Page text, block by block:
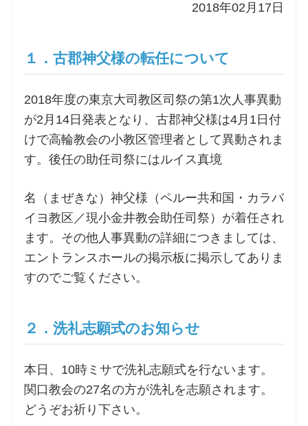
森田神父の講座
シスター中島の講座
教区カテキスタの講座
オルガンメディテーション
お問合せ
交通・アクセス
2018年02月17日
１．古郡神父様の転任について
2018年度の東京大司教区司祭の第1次人事異動
が2月14日発表となり、古郡神父様は4月1日付
けで高輪教会の小教区管理者として異動されま
す。後任の助任司祭にはルイス真境
名（まぜきな）神父様（ペルー共和国・カラバ
イヨ教区／現小金井教会助任司祭）が着任され
ます。その他人事異動の詳細につきましては、
エントランスホールの掲示板に掲示してありま
すのでご覧ください。
２．洗礼志願式のお知らせ
本日、10時ミサで洗礼志願式を行ないます。
関口教会の27名の方が洗礼を志願されます。
どうぞお祈り下さい。